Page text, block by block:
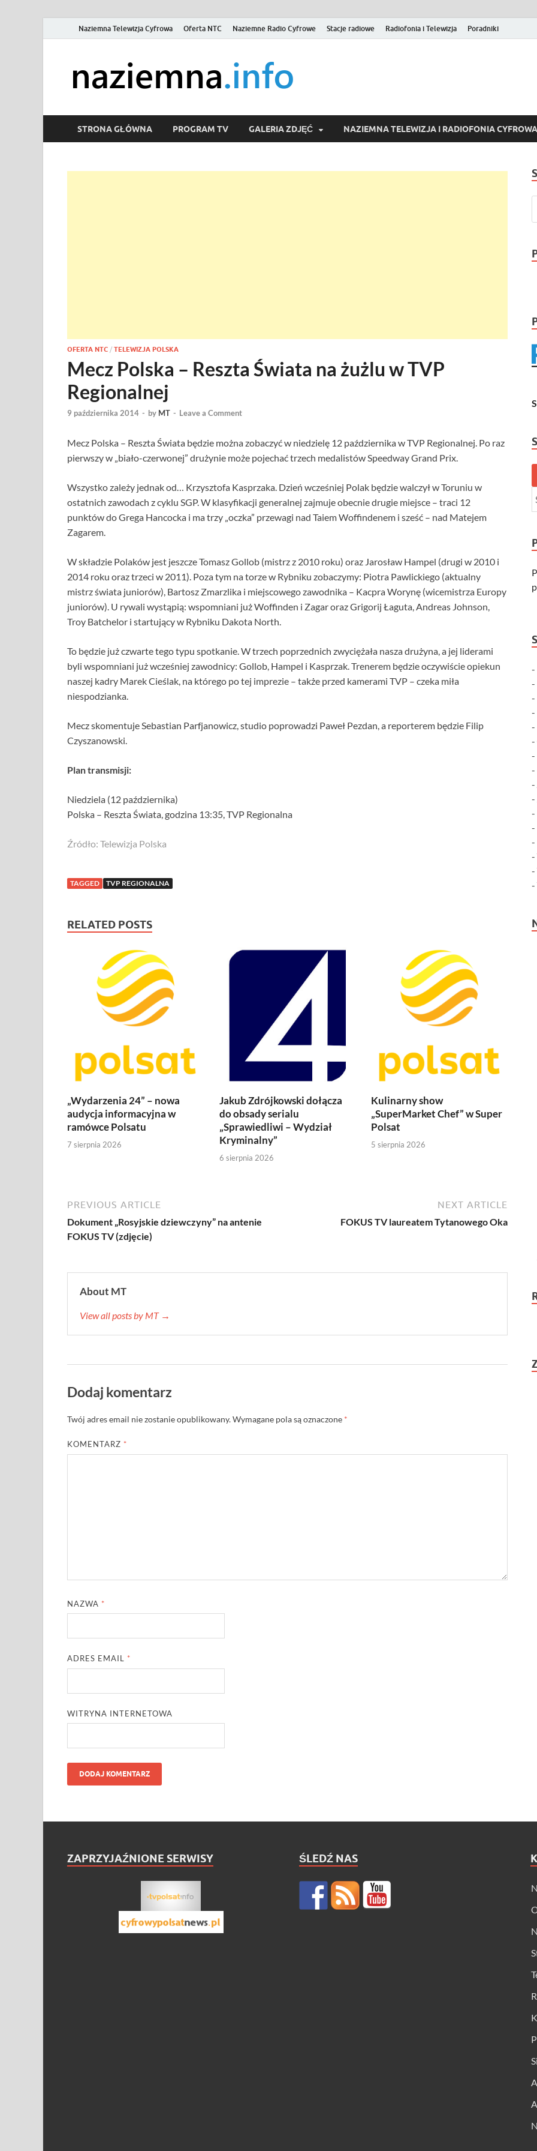
Naziemna Telewizja Cyfrowa Oferta NTC Naziemne Radio Cyfrowe Stacje radiowe Radiofonia i Telewizja Poradniki
Wideo online, VOD
STRONA GŁÓWNA PROGRAM TV GALERIA ZDJĘĆ NAZIEMNA TELEWIZJA I RADIOFONIA CYFROWA
OFERTA NTC / TELEWIZJA POLSKA
Mecz Polska – Reszta Świata na żużlu w TVP
Regionalnej
9 października 2014 - by MT - Leave a Comment
Mecz Polska – Reszta Świata będzie można zobaczyć w niedzielę 12 października w TVP Regionalnej. Po raz
pierwszy w „biało-czerwonej” drużynie może pojechać trzech medalistów Speedway Grand Prix.
Wszystko zależy jednak od… Krzysztofa Kasprzaka. Dzień wcześniej Polak będzie walczył w Toruniu w
ostatnich zawodach z cyklu SGP. W klasyfikacji generalnej zajmuje obecnie drugie miejsce – traci 12
punktów do Grega Hancocka i ma trzy „oczka” przewagi nad Taiem Woffindenem i sześć – nad Matejem
Zagarem.
W składzie Polaków jest jeszcze Tomasz Gollob (mistrz z 2010 roku) oraz Jarosław Hampel (drugi w 2010 i
2014 roku oraz trzeci w 2011). Poza tym na torze w Rybniku zobaczymy: Piotra Pawlickiego (aktualny
mistrz świata juniorów), Bartosz Zmarzlika i miejscowego zawodnika – Kacpra Worynę (wicemistrza Europy
juniorów). U rywali wystąpią: wspomniani już Woffinden i Zagar oraz Grigorij Łaguta, Andreas Johnson,
Troy Batchelor i startujący w Rybniku Dakota North.
To będzie już czwarte tego typu spotkanie. W trzech poprzednich zwyciężała nasza drużyna, a jej liderami
byli wspomniani już wcześniej zawodnicy: Gollob, Hampel i Kasprzak. Trenerem będzie oczywiście opiekun
naszej kadry Marek Cieślak, na którego po tej imprezie – także przed kamerami TVP – czeka miła
niespodzianka.
Mecz skomentuje Sebastian Parfjanowicz, studio poprowadzi Paweł Pezdan, a reporterem będzie Filip
Czyszanowski.
Plan transmisji:
Niedziela (12 października)
Polska – Reszta Świata, godzina 13:35, TVP Regionalna
Źródło: Telewizja Polska
TAGGED TVP REGIONALNA
RELATED POSTS
„Wydarzenia 24” – nowa
audycja informacyjna w
ramówce Polsatu
7 sierpnia 2026
Jakub Zdrójkowski dołącza
do obsady serialu
„Sprawiedliwi – Wydział
Kryminalny”
6 sierpnia 2026
Kulinarny show
„SuperMarket Chef” w Super
Polsat
5 sierpnia 2026
PREVIOUS ARTICLE
Dokument „Rosyjskie dziewczyny” na antenie
FOKUS TV (zdjęcie)
NEXT ARTICLE
FOKUS TV laureatem Tytanowego Oka
About MT
View all posts by MT →
Dodaj komentarz
Twój adres email nie zostanie opublikowany.Wymagane pola są oznaczone *
KOMENTARZ *
NAZWA *
ADRES EMAIL *
WITRYNA INTERNETOWA
-
-
-
-
-
-
-
-
-
-
-
-
-
-
-
-
ZAPRZYJAŹNIONE SERWISY ŚLEDŹ NAS